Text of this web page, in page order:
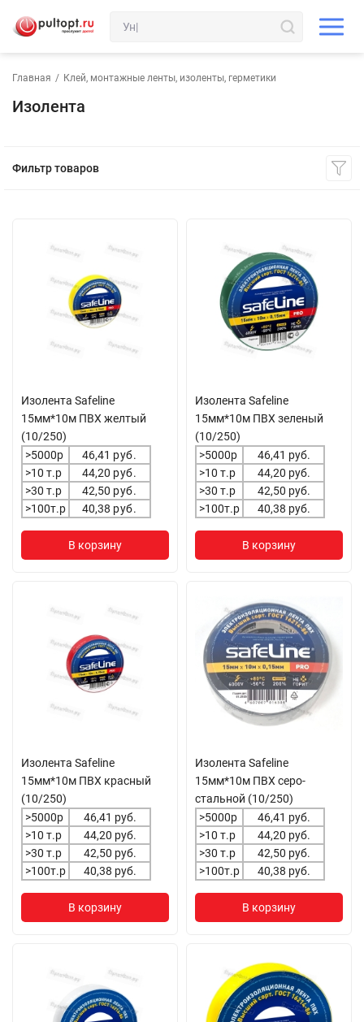
Главная / Клей, монтажные ленты, изоленты, герметики
Изолента
Фильтр товаров
Изолента Safeline
15мм*10м ПВХ желтый
(10/250)
>5000р
46,41 руб.
>10 т.р
44,20 руб.
>30 т.р
42,50 руб.
>100т.р
40,38 руб.
В корзину
Изолента Safeline
15мм*10м ПВХ зеленый
(10/250)
>5000р
46,41 руб.
>10 т.р
44,20 руб.
>30 т.р
42,50 руб.
>100т.р
40,38 руб.
В корзину
Изолента Safeline
15мм*10м ПВХ красный
(10/250)
>5000р
46,41 руб.
>10 т.р
44,20 руб.
>30 т.р
42,50 руб.
>100т.р
40,38 руб.
В корзину
Изолента Safeline
15мм*10м ПВХ серо-
стальной (10/250)
>5000р
46,41 руб.
>10 т.р
44,20 руб.
>30 т.р
42,50 руб.
>100т.р
40,38 руб.
В корзину